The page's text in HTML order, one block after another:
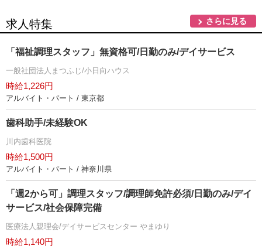
求人特集 さらに見る
「福祉調理スタッフ」無資格可/日勤のみ/デイサービス
一般社団法人まつふじ/小日向ハウス
時給1,226円
アルバイト・パート / 東京都
歯科助手/未経験OK
川内歯科医院
時給1,500円
アルバイト・パート / 神奈川県
「週2から可」調理スタッフ/調理師免許必須/日勤のみ/デイ
サービス/社会保障完備
医療法人親理会/デイサービスセンター やまゆり
時給1,140円